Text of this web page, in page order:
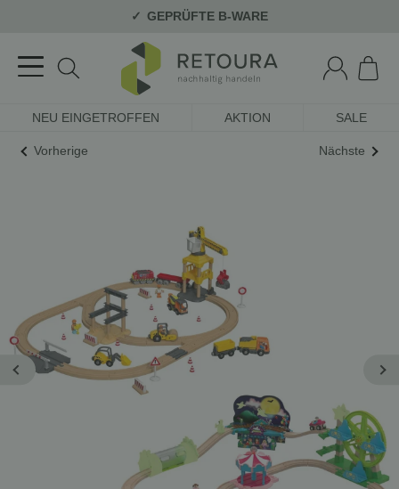
GEPRÜFTE B-WARE
NEU EINGETROFFEN AKTION SALE
Vorherige Nächste